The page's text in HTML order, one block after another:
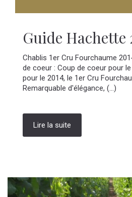
Guide Hachette
Chablis 1er Cru Fourchaume
de coeur : Coup de coeur pour
pour le 2014, le 1er Cru
Remarquable d'élégance, (...)
Lire la suite